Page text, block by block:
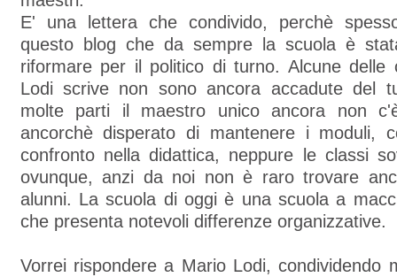
E' una lettera che condivido, perchè
questo blog che da sempre la scuola è
riformare per il politico di turno. Alcune delle
Lodi scrive non sono ancora accadute del
molte parti il maestro unico ancora non
ancorchè disperato di mantenere i moduli,
confronto nella didattica, neppure le classi
ovunque, anzi da noi non è raro trovare
alunni. La scuola di oggi è una scuola a
che presenta notevoli differenze organizzative.
Vorrei rispondere a Mario Lodi, condividendo